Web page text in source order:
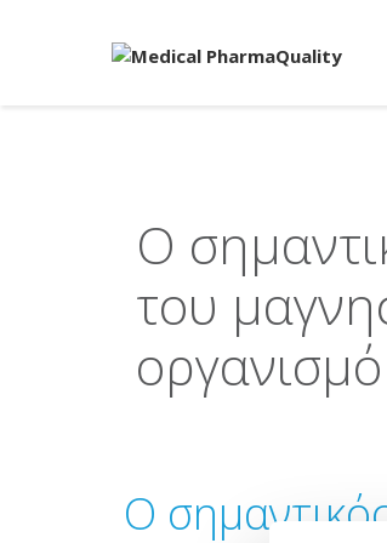
Ο
του
οργανισμό
Ο